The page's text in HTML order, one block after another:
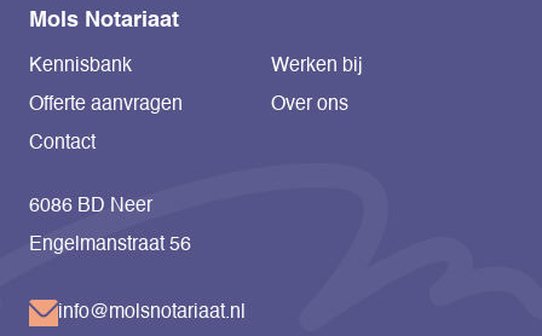
Engelmanstraat 56
info@molsnotariaat.nl
6086 BD Neer
Mols Notariaat
Kennisbank
Werken bij
Offerte aanvragen
Over ons
Contact